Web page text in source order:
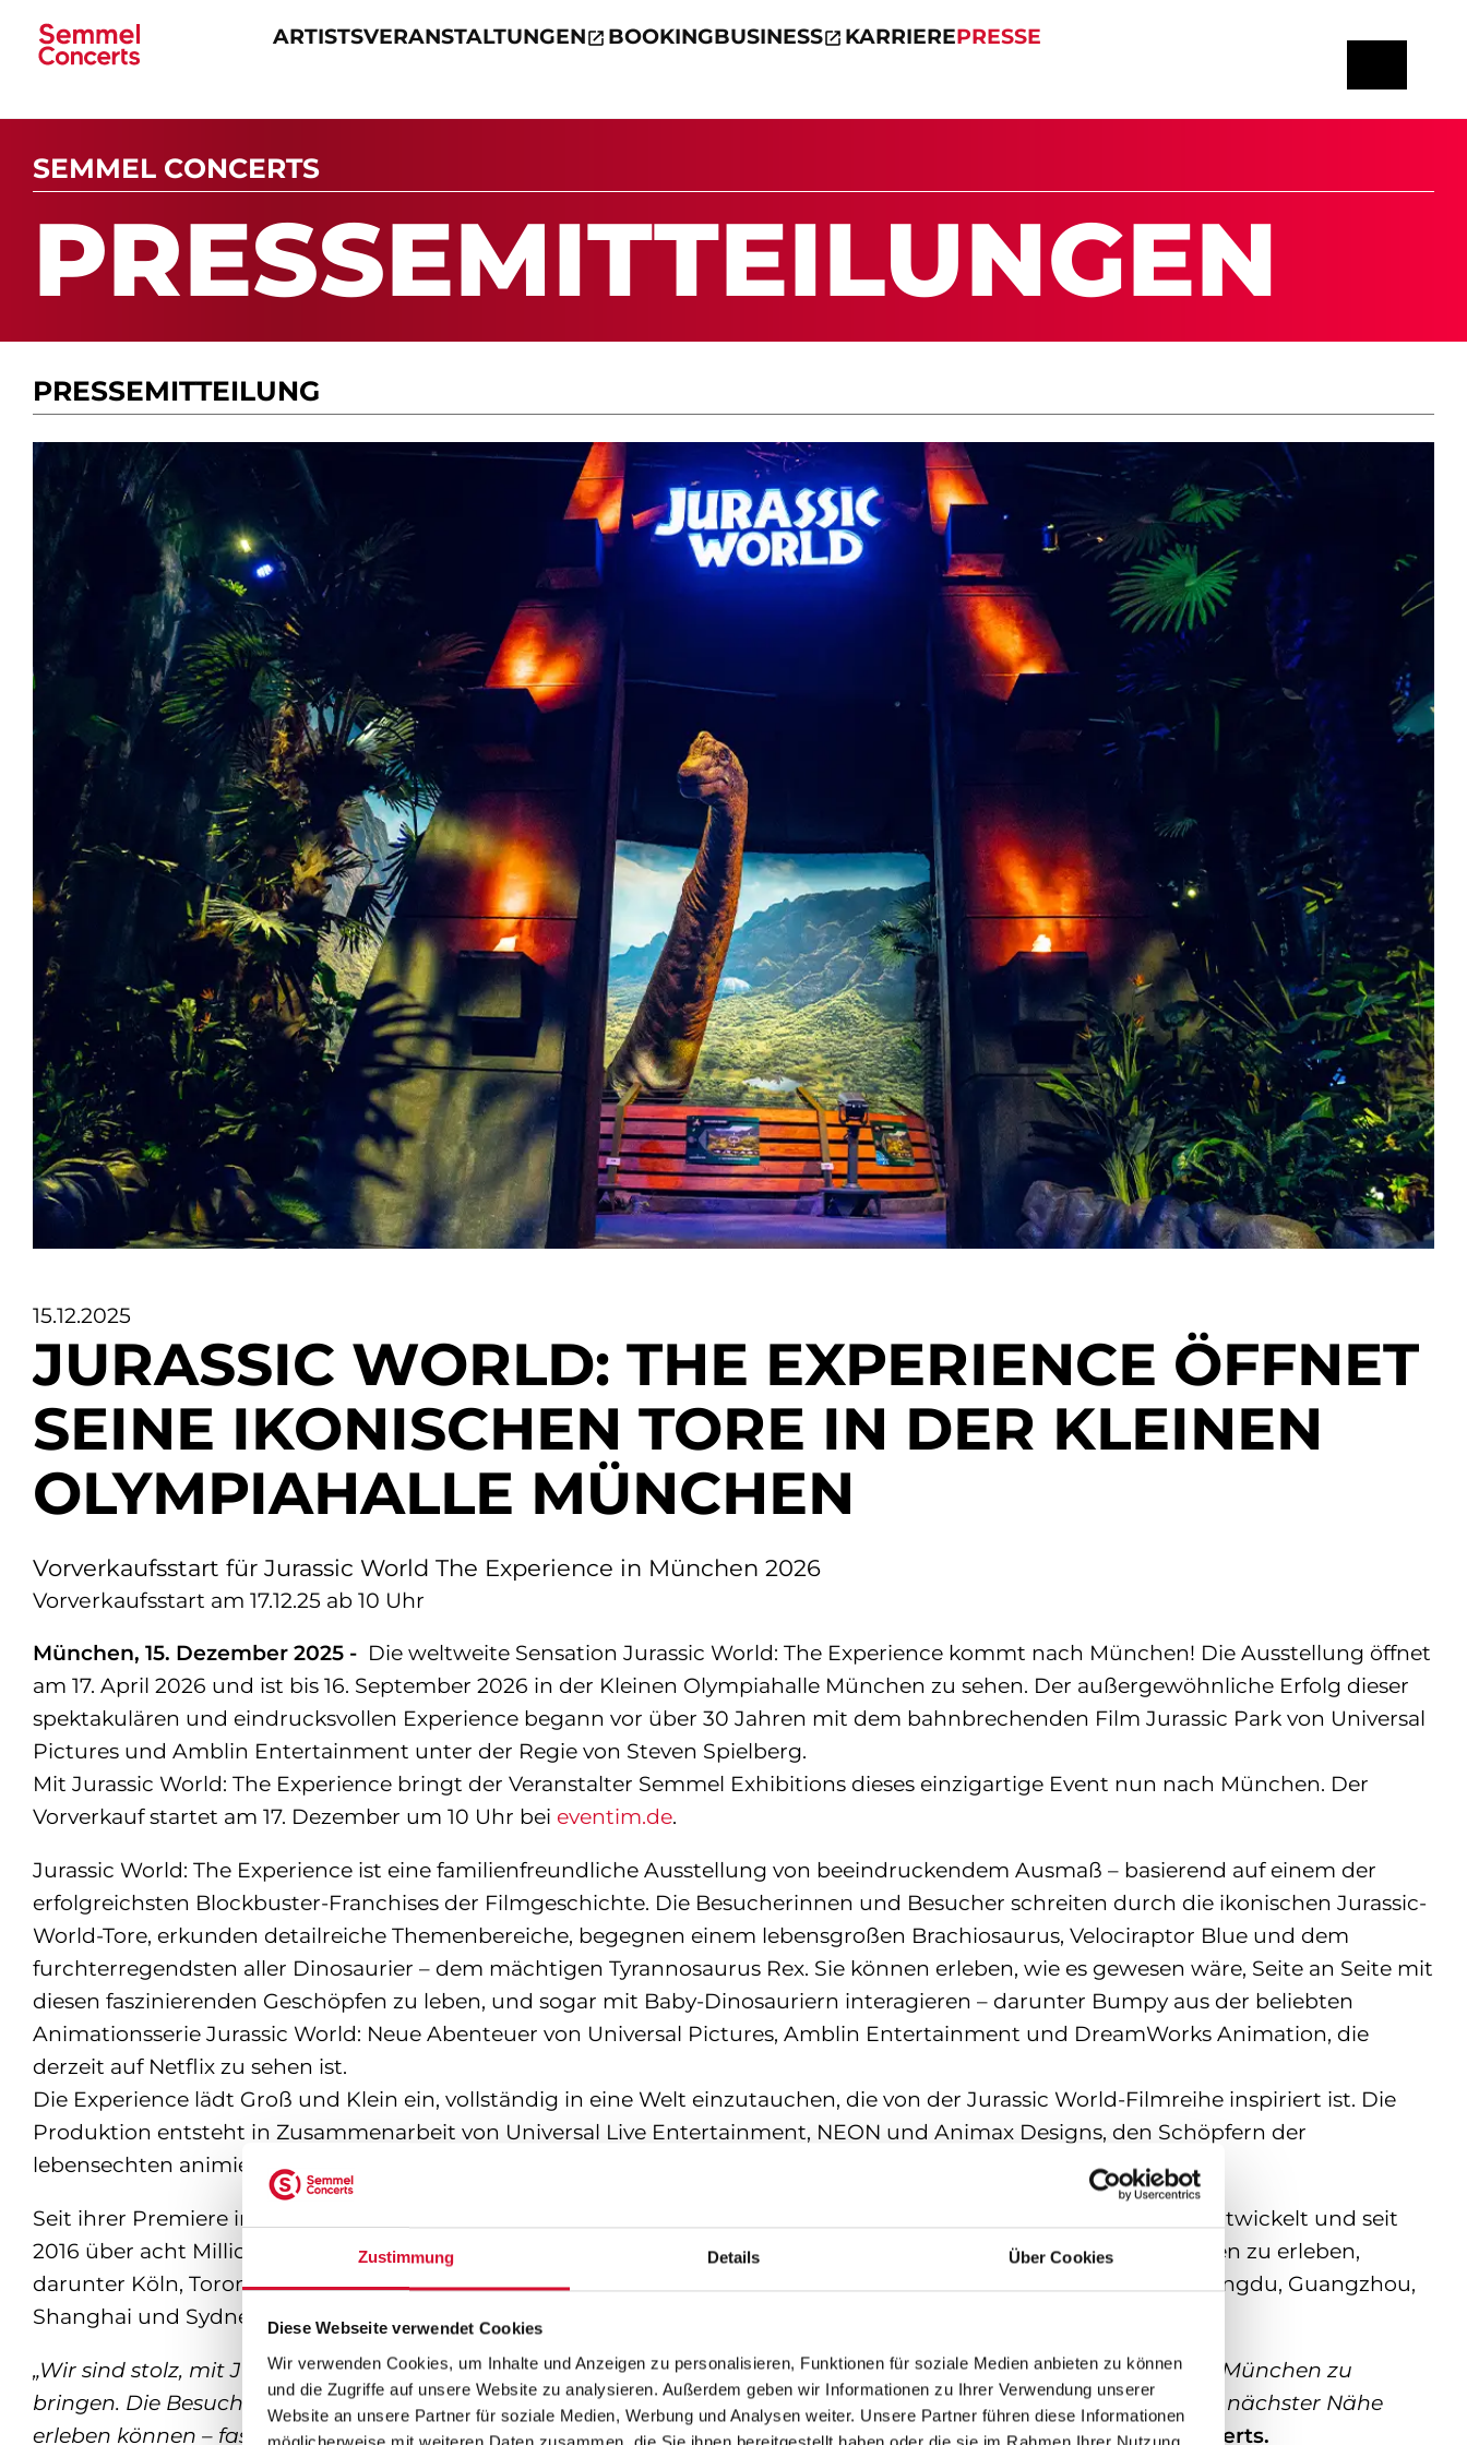
Zustimmung Details Über Cookies
Diese Webseite verwendet Cookies
Wir verwenden Cookies, um Inhalte und Anzeigen zu personalisieren, Funktionen für soziale Medien anbieten zu können
und die Zugriffe auf unsere Website zu analysieren. Außerdem geben wir Informationen zu Ihrer Verwendung unserer
Website an unsere Partner für soziale Medien, Werbung und Analysen weiter. Unsere Partner führen diese Informationen
ARTISTSVERANSTALTUNGEN BOOKINGBUSINESS KARRIEREPRESSE
SEMMEL CONCERTS
PRES­SE­MIT­TEI­LUN­GEN
PRESSE­MITTEILUNG
15.12.2025
JURASSIC WORLD: THE EXPERIENCE ÖFFNET
SEINE IKONISCHEN TORE IN DER KLEINEN
OLYMPIAHALLE MÜNCHEN
Vorverkaufsstart für Jurassic World The Experience in München 2026
Vorverkaufsstart am 17.12.25 ab 10 Uhr
München, 15. Dezember 2025 - Die weltweite Sensation Jurassic World: The Experience kommt nach München! Die Ausstellung öffnet
am 17. April 2026 und ist bis 16. September 2026 in der Kleinen Olympiahalle München zu sehen. Der außergewöhnliche Erfolg dieser
spektakulären und eindrucksvollen Experience begann vor über 30 Jahren mit dem bahnbrechenden Film Jurassic Park von Universal
Pictures und Amblin Entertainment unter der Regie von Steven Spielberg.
Mit Jurassic World: The Experience bringt der Veranstalter Semmel Exhibitions dieses einzigartige Event nun nach München. Der
Vorverkauf startet am 17. Dezember um 10 Uhr bei eventim.de.
Jurassic World: The Experience ist eine familienfreundliche Ausstellung von beeindruckendem Ausmaß – basierend auf einem der
erfolgreichsten Blockbuster-Franchises der Filmgeschichte. Die Besucherinnen und Besucher schreiten durch die ikonischen Jurassic-
World-Tore, erkunden detailreiche Themenbereiche, begegnen einem lebensgroßen Brachiosaurus, Velociraptor Blue und dem
furchterregendsten aller Dinosaurier – dem mächtigen Tyrannosaurus Rex. Sie können erleben, wie es gewesen wäre, Seite an Seite mit
diesen faszinierenden Geschöpfen zu leben, und sogar mit Baby-Dinosauriern interagieren – darunter Bumpy aus der beliebten
Animationsserie Jurassic World: Neue Abenteuer von Universal Pictures, Amblin Entertainment und DreamWorks Animation, die
derzeit auf Netflix zu sehen ist.
Die Experience lädt Groß und Klein ein, vollständig in eine Welt einzutauchen, die von der Jurassic World-Filmreihe inspiriert ist. Die
Produktion entsteht in Zusammenarbeit von Universal Live Entertainment, NEON und Animax Designs, den Schöpfern der
lebensechten animierten Dinosaurier.
Seit ihrer Premiere in Melbourne, Australien, hat sich Jurassic World: The Experience zu einem weltweiten Erfolg entwickelt und seit
2016 über acht Millionen Besucher begeistert. Die Ausstellung war bereits in zahlreichen internationalen Metropolen zu erleben,
darunter Köln, Toronto, London, Atlanta, San Diego, Denver, Dallas, Chicago, Philadelphia, Paris, Madrid, Seoul, Chengdu, Guangzhou,
Shanghai und Sydney.
„Wir sind stolz, mit Jurassic World: The Experience erneut eine internationale Erlebniswelt der Spitzenklasse nach München zu
bringen. Die Besucher dürfen sich auf ein mitreißendes Abenteuer freuen, in dem sie lebensgroße Dinosaurier aus nächster Nähe
erleben können – fast so, als befänden sie sich mitten im Film“, sagt Dieter Semmelmann, CEO von Semmel Concerts.